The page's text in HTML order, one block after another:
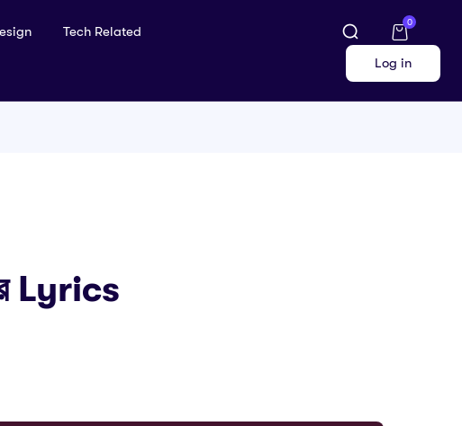
Tech Related
0
Log in
Lyrics